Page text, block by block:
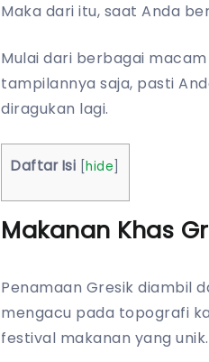
Maka dari itu, saat Anda
Mulai dari berbagai
tampilannya saja, pasti
diragukan lagi.
Daftar Isi [hide
Makanan Khas
Penamaan Gresik diambil
mengacu pada topografi
festival makanan yang unik.